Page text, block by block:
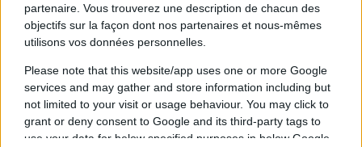
partenaire. Vous trouverez une description de chacun des
objectifs sur la façon dont nos partenaires et nous-mêmes
utilisons vos données personnelles.
Please note that this website/app uses one or more Google
services and may gather and store information including but
not limited to your visit or usage behaviour. You may click to
grant or deny consent to Google and its third-party tags to
use your data for below specified purposes in below Google